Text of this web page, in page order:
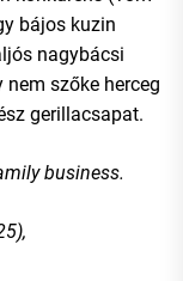
bájos kuzin
nagybácsi
nem szőke herceg
gerillacsapat.
business.